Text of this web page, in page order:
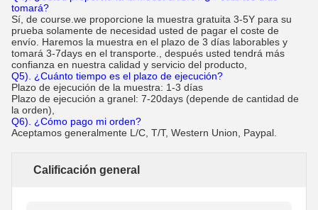
tomará?
Sí, de course.we proporcione la muestra gratuita 3-5Y para su
prueba solamente de necesidad usted de pagar el coste de
envío. Haremos la muestra en el plazo de 3 días laborables y
tomará 3-7days en el transporte., después usted tendrá más
confianza en nuestra calidad y servicio del producto,
Q5). ¿Cuánto tiempo es el plazo de ejecución?
Plazo de ejecución de la muestra: 1-3 días
Plazo de ejecución a granel: 7-20days (depende de cantidad de
la orden),
Q6). ¿Cómo pago mi orden?
Aceptamos generalmente L/C, T/T, Western Union, Paypal.
Calificación general